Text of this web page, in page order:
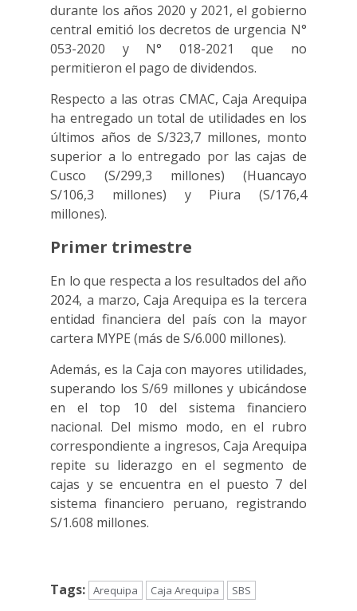
durante los años 2020 y 2021, el gobierno
central emitió los decretos de urgencia N°
053-2020 y N° 018-2021 que no
permitieron el pago de dividendos.
Respecto a las otras CMAC, Caja Arequipa
ha entregado un total de utilidades en los
últimos años de S/323,7 millones, monto
superior a lo entregado por las cajas de
Cusco (S/299,3 millones) (Huancayo
S/106,3 millones) y Piura (S/176,4
millones).
Primer trimestre
En lo que respecta a los resultados del año
2024, a marzo, Caja Arequipa es la tercera
entidad financiera del país con la mayor
cartera MYPE (más de S/6.000 millones).
Además, es la Caja con mayores utilidades,
superando los S/69 millones y ubicándose
en el top 10 del sistema financiero
nacional. Del mismo modo, en el rubro
correspondiente a ingresos, Caja Arequipa
repite su liderazgo en el segmento de
cajas y se encuentra en el puesto 7 del
sistema financiero peruano, registrando
S/1.608 millones.
Tags: Arequipa Caja Arequipa SBS